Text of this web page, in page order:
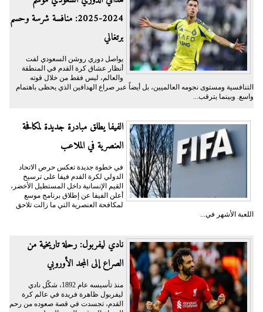
2024-2025: منافسة شرسة وحسم
برتغالي
يواصل دوري روشن السعودي لفت
أنظار عشاق كرة القدم في المنطقة
والعالم، ليس فقط من خلال قوته
التنافسية ومستوى نجومه العالميين، بل أيضاً عبر صراع الهدافين الذي يحظى باهتمام
واسع. وبينما يترقب...
الفيفا يطلق مبادرة جديدة لمكافحة
العنصرية في الملاعب
في خطوة جديدة تعكس حرص الاتحاد
الدولي لكرة القدم فيفا على ترسيخ
القيم الإنسانية داخل المستطيل الأخضر،
أعلن الفيفا عن إطلاق برنامج موسع
لمكافحة العنصرية التي ما زالت تلاحق
اللعبة الأشهر في...
نادي ليفربول: رحلة تاريخية من
الصراع إلى المجد الأوروبي
منذ تأسيسه عام 1892، شكّل نادي
ليفربول ظاهرة فريدة في عالم كرة
القدم، تجسدت في قصة صعوده من رحم